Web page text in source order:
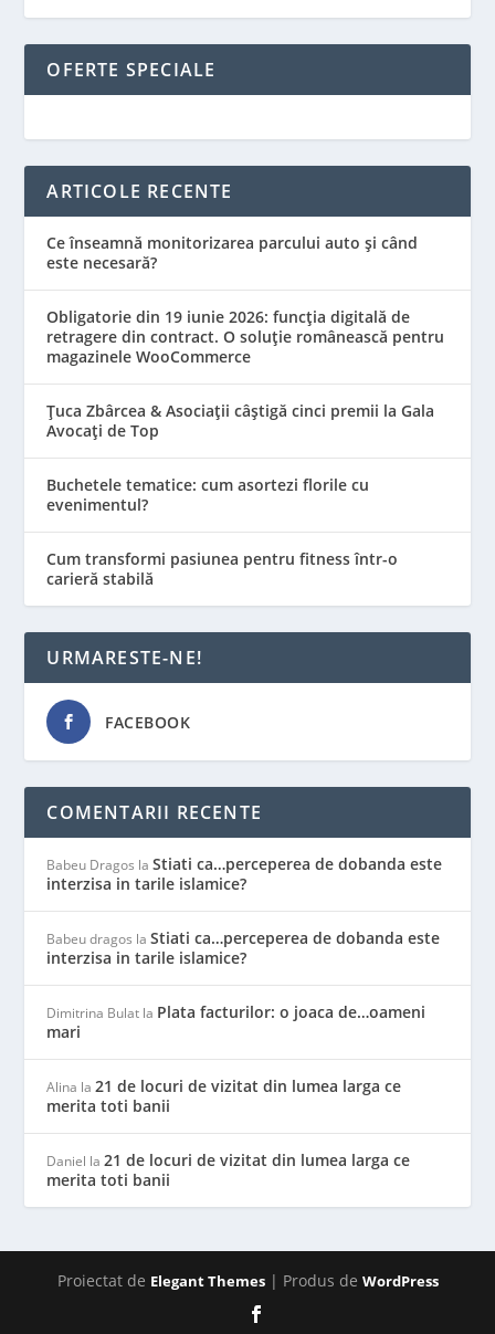
OFERTE SPECIALE
ARTICOLE RECENTE
Ce înseamnă monitorizarea parcului auto și când
este necesară?
Obligatorie din 19 iunie 2026: funcția digitală de
retragere din contract. O soluție românească pentru
magazinele WooCommerce
Țuca Zbârcea & Asociații câștigă cinci premii la Gala
Avocați de Top
Buchetele tematice: cum asortezi florile cu
evenimentul?
Cum transformi pasiunea pentru fitness într-o
carieră stabilă
URMARESTE-NE!
FACEBOOK
COMENTARII RECENTE
Babeu Dragos laStiati ca…perceperea de dobanda este
interzisa in tarile islamice?
Babeu dragos laStiati ca…perceperea de dobanda este
interzisa in tarile islamice?
Dimitrina Bulat la Plata facturilor: o joaca de…oameni
mari
Alina la21 de locuri de vizitat din lumea larga ce
merita toti banii
Daniel la21 de locuri de vizitat din lumea larga ce
merita toti banii
Proiectat de Elegant Themes| Produs de WordPress